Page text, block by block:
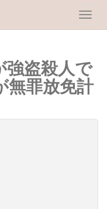
強盗殺人で
無罪放免計